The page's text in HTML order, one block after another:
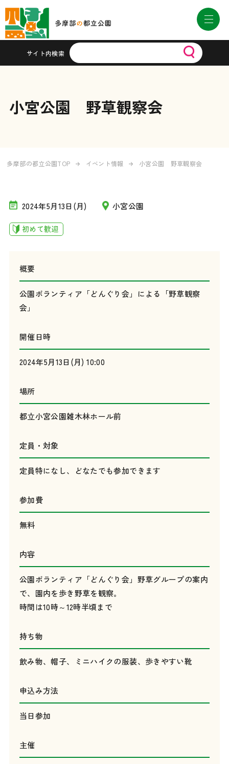
サイト内検索
小宮公園 野草観察会
多摩部の都立公園TOP イベント情報 小宮公園 野草観察会
2024年5月13日(月) 小宮公園
初めて歓迎
概要
公園ボランティア「どんぐり会」による「野草観察
会」
開催日時
2024年5月13日(月) 10:00
場所
都立小宮公園雑木林ホール前
定員・対象
定員特になし、どなたでも参加できます
参加費
無料
内容
公園ボランティア「どんぐり会」野草グループの案内
で、園内を歩き野草を観察。
時間は10時～12時半頃まで
持ち物
飲み物、帽子、ミニハイクの服装、歩きやすい靴
申込み方法
当日参加
主催